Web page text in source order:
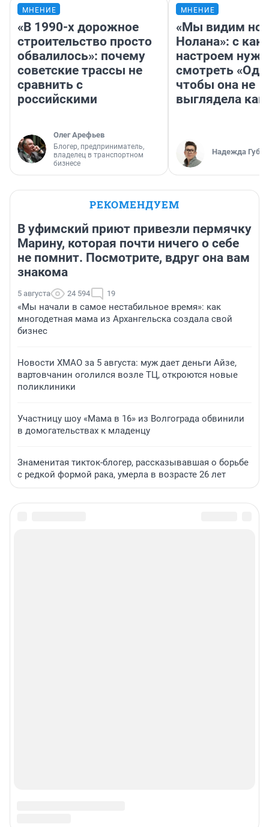
МНЕНИЕ
«В 1990-х дорожное
строительство просто
обвалилось»: почему
советские трассы не
сравнить с
российскими
Олег Арефьев
Блогер, предприниматель,
владелец в транспортном
бизнесе
МНЕНИЕ
«Мы видим
Нолана»: с
настроем
смотреть
чтобы она не
выглядела как
Надежда
РЕКОМЕНДУЕМ
В уфимский приют привезли пермячку
Марину, которая почти ничего о себе
не помнит. Посмотрите, вдруг она вам
знакома
5 августа 24 594 19
«Мы начали в самое нестабильное время»: как
многодетная мама из Архангельска создала свой
бизнес
Новости ХМАО за 5 августа: муж дает деньги Айзе,
вартовчанин оголился возле ТЦ, откроются новые
поликлиники
Участницу шоу «Мама в 16» из Волгограда обвинили
в домогательствах к младенцу
Знаменитая тикток-блогер, рассказывавшая о борьбе
с редкой формой рака, умерла в возрасте 26 лет